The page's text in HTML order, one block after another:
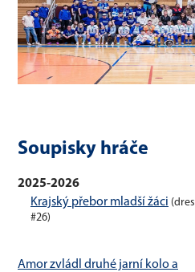
Soupisky hráče
2025-2026
Krajský přebor mladší žáci (dres
#26)
Amor zvládl druhé jarní kolo a